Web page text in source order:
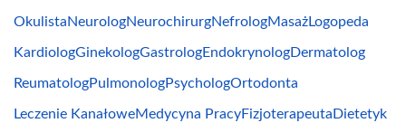
OkulistaNeurologNeurochirurgNefrologMasażLogopeda
KardiologGinekologGastrologEndokrynologDermatolog
ReumatologPulmonologPsychologOrtodonta
Leczenie KanałoweMedycyna PracyFizjoterapeuta Dietetyk